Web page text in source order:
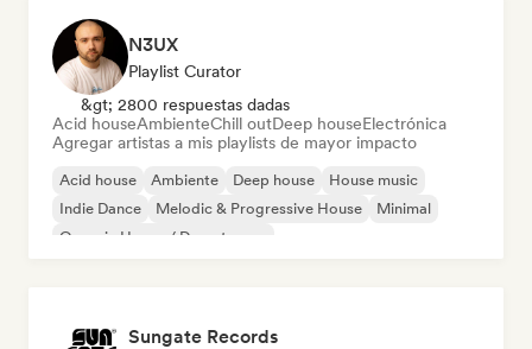
N3UX
Playlist Curator
&gt; 2800 respuestas dadas
Acid houseAmbienteChill outDeep houseElectrónica
Agregar artistas a mis playlists de mayor impacto
Acid house Ambiente Deep house
House music
Indie Dance
Melodic & Progressive House
Minimal
Organic House / Downtempo
Sungate Records